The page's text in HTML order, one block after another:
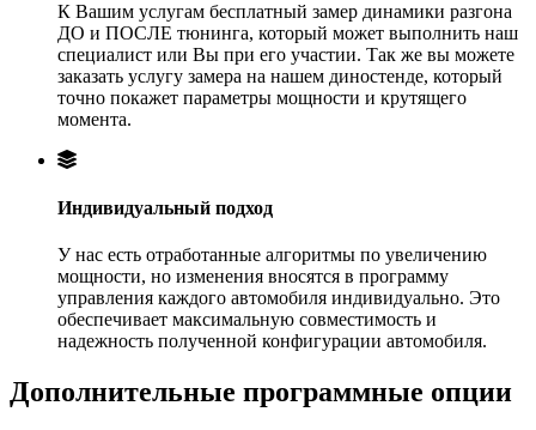
К Вашим услугам бесплатный замер динамики разгона
ДО и ПОСЛЕ тюнинга, который может выполнить наш
специалист или Вы при его участии. Так же вы можете
заказать услугу замера на нашем диностенде, который
точно покажет параметры мощности и крутящего
момента.
Индивидуальный подход
У нас есть отработанные алгоритмы по увеличению
мощности, но изменения вносятся в программу
управления каждого автомобиля индивидуально. Это
обеспечивает максимальную совместимость и
надежность полученной конфигурации автомобиля.
Дополнительные программные опции